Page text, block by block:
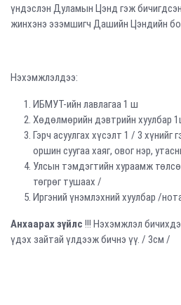
үндэслэн Дуламын Цэнд гэж
жинхэнэ эзэмшигч Дашийн Цэндийн
Нэхэмжлэлдээ:
ИБМУТ-ийн лавлагаа 1 ш
Хөдөлмөрийн дэвтрийн хуулбар
Гэрч асуулгах хүсэлт 1 / 3 хүнийг
оршин суугаа хаяг, овог нэр,
Улсын тэмдэгтийн хураамж
төгрөг тушаах /
Иргэний үнэмлэхний хуулбар /
Анхаарах зүйлс !!! Нэхэмжлэл
үдэх зайтай үлдээж бичнэ үү. / 3см /